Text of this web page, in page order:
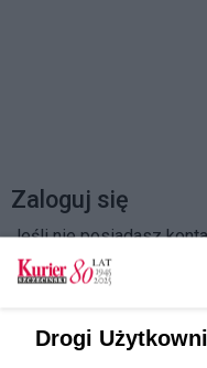
Zaloguj się
Jeśli nie posiadasz
Drogi